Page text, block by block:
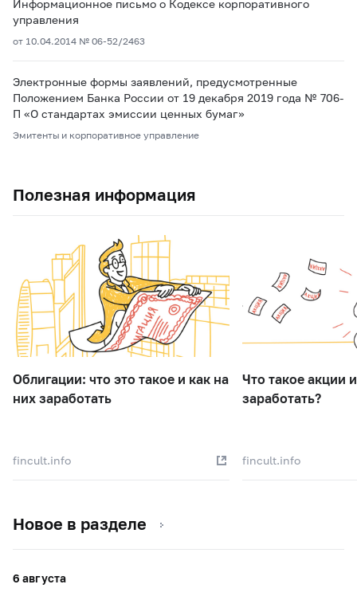
Информационное письмо о Кодексе корпоративного
управления
от 10.04.2014 № 06-52/2463
Электронные формы заявлений, предусмотренные
Положением Банка России от 19 декабря 2019 года № 706-
П «О стандартах эмиссии ценных бумаг»
Эмитенты и корпоративное управление
Полезная информация
Облигации: что это такое и как на
них заработать
fincult.info
Что такое акции
заработать?
fincult.info
Новое в разделе
6 августа